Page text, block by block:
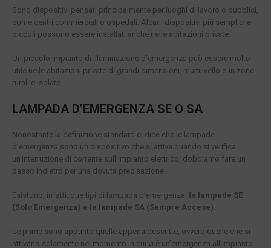
Sono dispositivi pensati principalmente per luoghi di lavoro o pubblici,
come centri commerciali o ospedali. Alcuni dispositivi più semplici e
piccoli possono essere installati anche nelle abitazioni private.
Un piccolo impianto di illuminazione d’emergenza può essere molto
utile nelle abitazioni private di grandi dimensioni, multilivello o in zone
rurali e isolate.
LAMPADA D’EMERGENZA SE O SA
Nonostante la definizione standard ci dice che le lampade
d’emergenza sono un dispositivo che si attiva quando si verifica
un’interruzione di corrente sull’impianto elettrico, dobbiamo fare un
passo indietro per una dovuta precisazione.
Esistono, infatti, due tipi di lampada d’emergenza: le lampade SE
(Solo Emergenza) e le lampade SA (Sempre Accese).
Le prime sono appunto quelle appena descritte, ovvero quelle che si
attivano solamente nel momento in cui vi è un’emergenza all’impianto